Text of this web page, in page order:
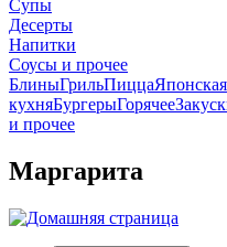
Супы
Десерты
Напитки
Соусы и прочее
БлиныГрильПиццаЯпонская
кухняБургерыГорячее
и прочее
Маргарита